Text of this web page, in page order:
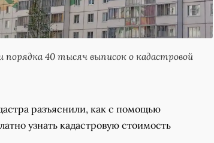
порядка 40 тысяч выписок о кадастровой
разъяснили, как с помощью
узнать кадастровую стоимость